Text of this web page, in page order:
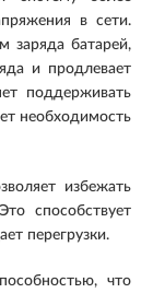
в сети.
заряда батарей,
и продлевает
поддерживать
необходимость
избежать
способствует
перегрузки.
что